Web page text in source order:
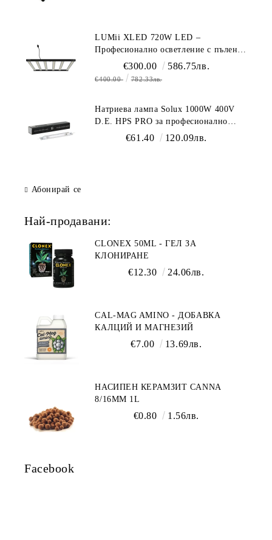
LUMii XLED 720W LED –
Професионално осветление с пълен
спектър (1700 µmol/s)
€300.00 586.75лв.
€400.00 782.33лв.
Натриева лампа Solux 1000W 400V
D.E. HPS PRO за професионално
осветление€61.40 120.09лв.
Абонирай се
Най-продавани:
CLONEX 50ML - ГЕЛ ЗА
КЛОНИРАНЕ
€12.30 24.06лв.
CAL-MAG AMINO - ДОБАВКА
КАЛЦИЙ И МАГНЕЗИЙ
€7.00 13.69лв.
НАСИПЕН КЕРАМЗИТ CANNA
8/16ММ 1L
€0.80 1.56лв.
Facebook